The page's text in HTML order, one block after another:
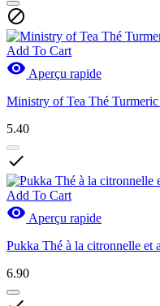

Add To Cart
 Aperçu rapide
Ministry of Tea Thé
5.40

Add To Cart
 Aperçu rapide
Pukka Thé à la citronnelle et
6.90